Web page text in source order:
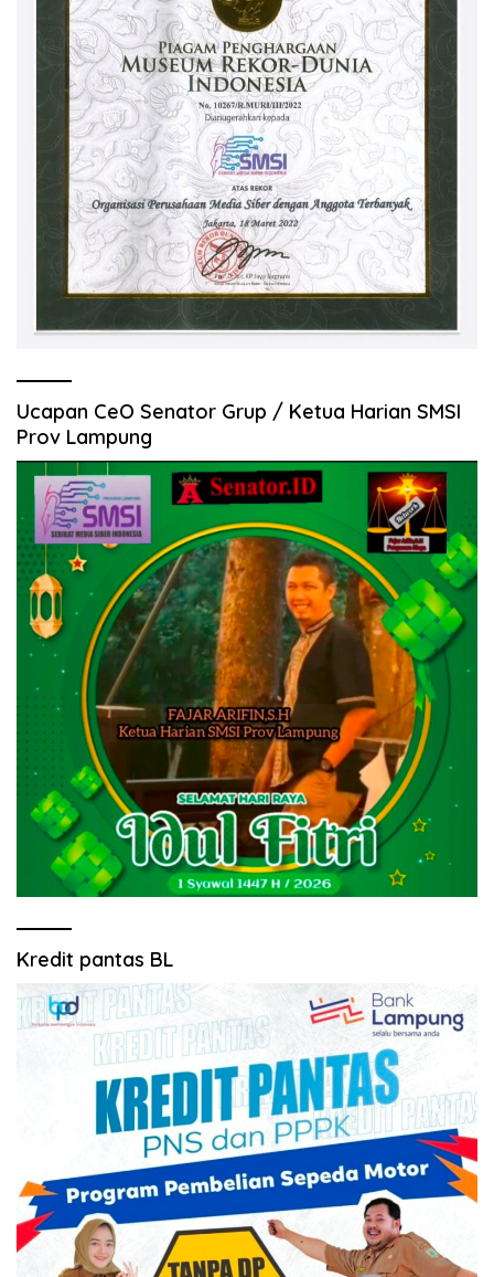
Ucapan CeO Senator Grup / Ketua Harian SMSI
Prov Lampung
Kredit pantas BL